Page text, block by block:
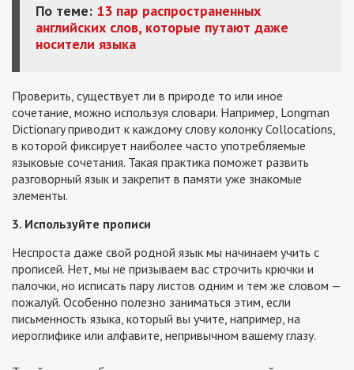
По теме: 13 пар распространенных
английских слов, которые путают даже
носители языка
Проверить, существует ли в природе то или иное
сочетание, можно используя словари. Например, Longman
Dictionary приводит к каждому слову колонку Collocations,
в которой фиксирует наиболее часто употребляемые
языковые сочетания. Такая практика поможет развить
разговорный язык и закрепит в памяти уже знакомые
элементы.
3. Используйте прописи
Неспроста даже свой родной язык мы начинаем учить с
прописей. Нет, мы не призываем вас строчить крючки и
палочки, но исписать пару листов одним и тем же словом —
пожалуй. Особенно полезно заниматься этим, если
письменность языка, который вы учите, например, на
иероглифике или алфавите, непривычном вашему глазу.